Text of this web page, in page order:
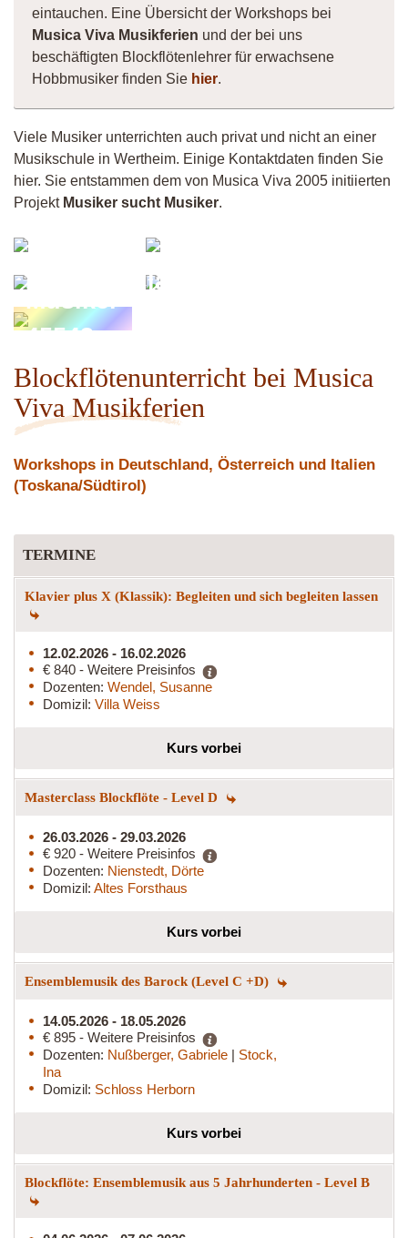
eintauchen. Eine Übersicht der Workshops bei
Musica Viva Musikferien und der bei uns
beschäftigten Blockflötenlehrer für erwachsene
Hobbmusiker finden Sie hier.
Viele Musiker unterrichten auch privat und nicht an einer
Musikschule in Wertheim. Einige Kontaktdaten finden Sie
hier. Sie entstammen dem von Musica Viva 2005 initiierten
Projekt Musiker sucht Musiker.
Khadira Claudissimo
Musiker
45543
Blockflötenunterricht bei Musica
Viva Musikferien
Workshops in Deutschland, Österreich und Italien
(Toskana/Südtirol)
TERMINE
Klavier plus X (Klassik): Begleiten und sich begleiten lassen
12.02.2026 - 16.02.2026
€ 840 - Weitere Preisinfos
Dozenten: Wendel, Susanne
Domizil: Villa Weiss
Kurs vorbei
Masterclass Blockflöte - Level D
26.03.2026 - 29.03.2026
€ 920 - Weitere Preisinfos
Dozenten: Nienstedt, Dörte
Domizil: Altes Forsthaus
Kurs vorbei
Ensemblemusik des Barock (Level C +D)
14.05.2026 - 18.05.2026
€ 895 - Weitere Preisinfos
Dozenten: Nußberger, Gabriele | Stock,
Ina
Domizil: Schloss Herborn
Kurs vorbei
Blockflöte: Ensemblemusik aus 5 Jahrhunderten - Level B